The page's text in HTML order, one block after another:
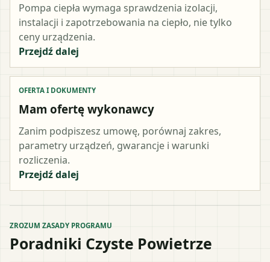
Pompa ciepła wymaga sprawdzenia izolacji,
instalacji i zapotrzebowania na ciepło, nie tylko
ceny urządzenia.
Przejdź dalej
OFERTA I DOKUMENTY
Mam ofertę wykonawcy
Zanim podpiszesz umowę, porównaj zakres,
parametry urządzeń, gwarancje i warunki
rozliczenia.
Przejdź dalej
ZROZUM ZASADY PROGRAMU
Poradniki Czyste Powietrze